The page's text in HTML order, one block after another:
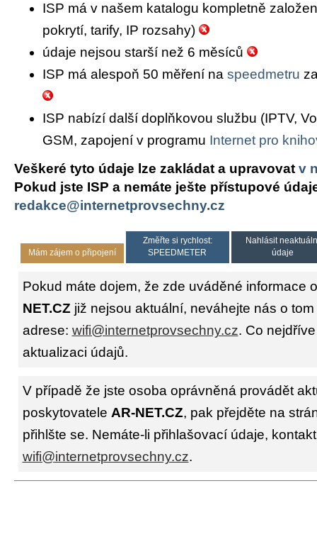
ISP má v našem katalogu kompletně
pokrytí, tarify, IP rozsahy)
údaje nejsou starší než 6 měsíců
ISP má alespoň 50 měření na speedmetru
ISP nabízí další doplňkovou službu (IPTV,
GSM, zapojení v programu Internet pro
Veškeré tyto údaje lze zakládat a upravovat v
Pokud jste ISP a nemáte ješte přístupové
redakce@internetprovsechny.cz
Mám zájem o připojení
Změřte si rychlost:
SPEEDMETER
Nahlásit
údaje
Pokud máte dojem, že zde uváděné informace
NET.CZ již nejsou aktuální, neváhejte nás o
adrese: wifi@internetprovsechny.cz. Co
aktualizaci údajů.
V případě že jste osoba oprávněná provádět
poskytovatele AR-NET.CZ, pak přejděte na
přihlšte se. Nemáte-li přihlašovací údaje,
wifi@internetprovsechny.cz.